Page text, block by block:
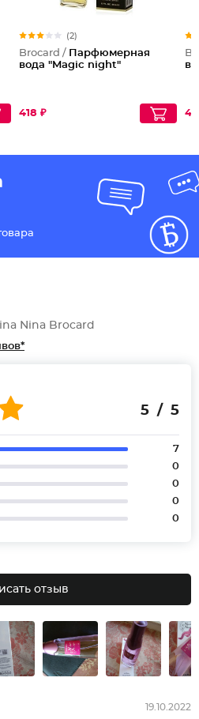
(2)
Brocard / Парфюмерная
вода "Magic night"
418 ₽
Nina Brocard
5 / 5
7
0
0
0
0
отзыв
19.10.2022